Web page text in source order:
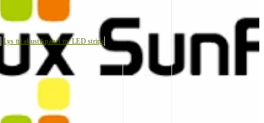
Lys til akustikpanel m. LED strips